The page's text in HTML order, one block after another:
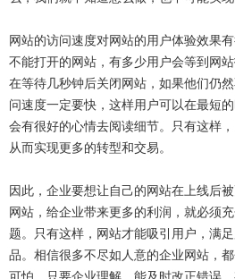
网站的访问速度对网站的用户体验效果
不能打开的网站，有多少用户会等到网
在等待几秒钟后关闭网站，如果他们仍
问速度一定要快，这样用户可以在最短
会有很好的心情去阅读细节。只有这样
从而实现更多的转型和交易。
因此，企业要想让自己的网站在上线后
网站，给企业带来更多的利润，就必须
题。只有这样，网站才能吸引用户，满
品。相信很多不尽如人意的企业网站，